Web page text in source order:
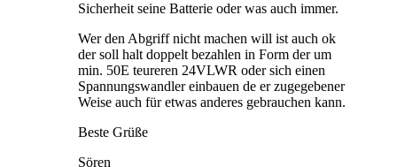
Sicherheit seine Batterie oder was auch immer.
Wer den Abgriff nicht machen will ist auch ok
der soll halt doppelt bezahlen in Form der um
min. 50E teureren 24VLWR oder sich einen
Spannungswandler einbauen de er zugegebener
Weise auch für etwas anderes gebrauchen kann.
Beste Grüße
Sören